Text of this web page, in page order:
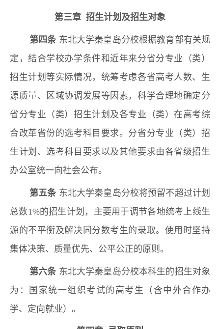
第三章 招生计划及招生对象
第四条 东北大学秦皇岛分校根据教育部有关规
定，结合学校办学条件和近年来分省分专业（类）
招生计划等实际情况，统筹考虑各省高考人数、生
源质量、区域协调发展等因素，科学合理地确定分
省分专业（类）招生计划及各专业（类）在高考综
合改革省份的选考科目要求。分省分专业（类）招
生计划、选考科目要求以及其他要求由各省级招生
办公室统一向社会公布。
第五条 东北大学秦皇岛分校将预留不超过计划
总数1%的招生计划，主要用于调节各地统考上线生
源的不平衡及解决同分数考生的录取。使用时坚持
集体决策、质量优先、公平公正的原则。
第六条 东北大学秦皇岛分校本科生的招生对象
为：国家统一组织考试的高考生（含中外合作办
学、定向就业）。